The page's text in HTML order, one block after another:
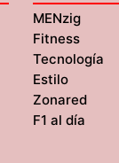
MENzig
Fitness
Tecnología
Estilo
Zonared
F1 al día